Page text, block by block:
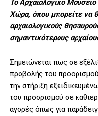
Το Αρχαιολογικό
Χώρα, όπου μπορείτε να
αρχαιολογικούς
σημαντικότερους
Σημειώνεται πως σε
προβολής του
την στήριξη
του προορισμού σε
αγορές όπως για